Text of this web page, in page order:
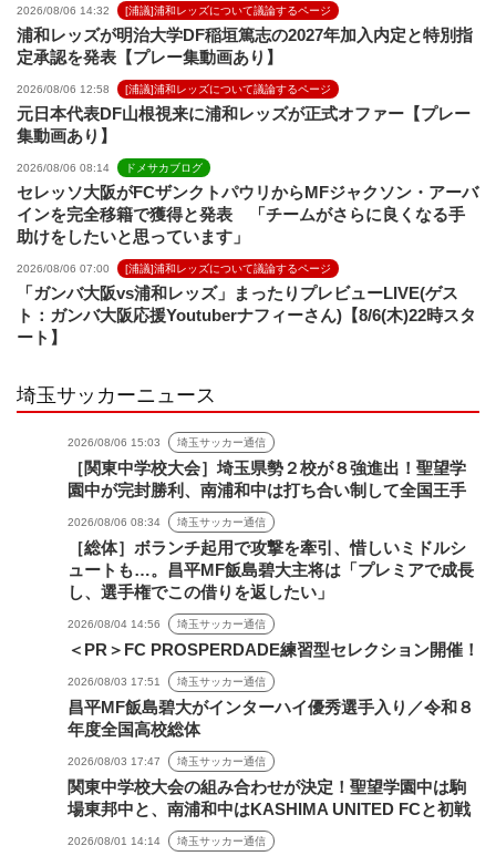
2026/08/06 14:32 [浦議]浦和レッズについて議論するページ
浦和レッズが明治大学DF稲垣篤志の2027年加入内定と特別指
定承認を発表【プレー集動画あり】
2026/08/06 12:58 [浦議]浦和レッズについて議論するページ
元日本代表DF山根視来に浦和レッズが正式オファー【プレー
集動画あり】
2026/08/06 08:14 ドメサカブログ
セレッソ大阪がFCザンクトパウリからMFジャクソン・アーバ
インを完全移籍で獲得と発表 「チームがさらに良くなる手
助けをしたいと思っています」
2026/08/06 07:00 [浦議]浦和レッズについて議論するページ
「ガンバ大阪vs浦和レッズ」まったりプレビューLIVE(ゲス
ト：ガンバ大阪応援Youtuberナフィーさん)【8/6(木)22時スタ
ート】
埼玉サッカーニュース
2026/08/06 15:03 埼玉サッカー通信
［関東中学校大会］埼玉県勢２校が８強進出！聖望学
園中が完封勝利、南浦和中は打ち合い制して全国王手
2026/08/06 08:34 埼玉サッカー通信
［総体］ボランチ起用で攻撃を牽引、惜しいミドルシ
ュートも…。昌平MF飯島碧大主将は「プレミアで成長
し、選手権でこの借りを返したい」
2026/08/04 14:56 埼玉サッカー通信
＜PR＞FC PROSPERDADE練習型セレクション開催！
2026/08/03 17:51 埼玉サッカー通信
昌平MF飯島碧大がインターハイ優秀選手入り／令和８
年度全国高校総体
2026/08/03 17:47 埼玉サッカー通信
関東中学校大会の組み合わせが決定！聖望学園中は駒
場東邦中と、南浦和中はKASHIMA UNITED FCと初戦
2026/08/01 14:14 埼玉サッカー通信